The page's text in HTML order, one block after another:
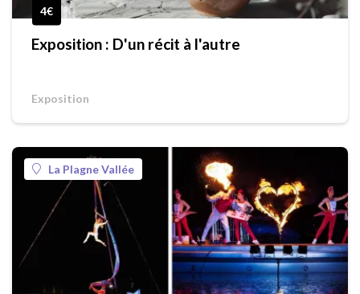
4€
Exposition : D'un récit à l'autre
Exposition
La Plagne Vallée